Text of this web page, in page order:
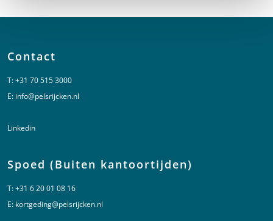
Contact
T:+31 70 515 3000
E: info@pelsrijcken.nl
Linkedin
Spoed (Buiten kantoortijden)
T:+31 6 20 01 08 16
E: kortgeding@pelsrijcken.nl